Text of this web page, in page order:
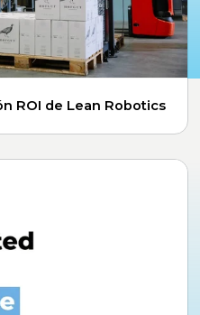
ROI de Lean Robotics